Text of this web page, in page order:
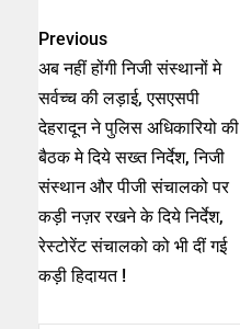
Previous
अब नहीं होंगी निजी संस्थानों मे
सर्वच्च की लड़ाई, एसएसपी
देहरादून ने पुलिस अधिकारियो की
बैठक मे दिये सख्त निर्देश, निजी
संस्थान और पीजी संचालको पर
कड़ी नज़र रखने के दिये निर्देश,
रेस्टोरेंट संचालको को भी दीं गई
कड़ी हिदायत !